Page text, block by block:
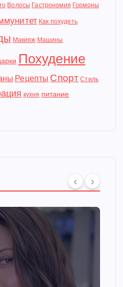
Волосы Гастрономия Гормоны
Как похудеть
Макияж Машины
Похудение
Рецепты Спорт Стиль
кухня питание